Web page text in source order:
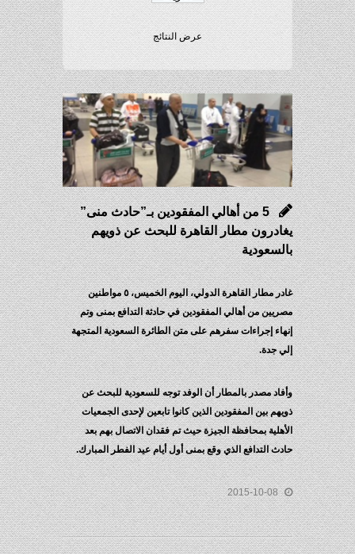
عرض النتائج
5 من أهالي المفقودين بـ”حادث منى”
مطار القاهرة للبحث عن ذويهم
غادر مطار القاهرة الدولي، اليوم الخميس، ٥ مواطنين
من أهالي المفقودين في حادثة التدافع بمنى وتم
إجراءات سفرهم على متن الطائرة السعودية المتجهة
جدة.
مصدر بالمطار أن الوفد توجه للسعودية للبحث عن
بين المفقودين الذين كانوا تابعين لإحدى الجمعيات
بمحافظة الجيزة حيث تم فقدان الاتصال بهم بعد
التدافع الذي وقع بمنى أول أيام عيد الفطر المبارك.
2015-10-08